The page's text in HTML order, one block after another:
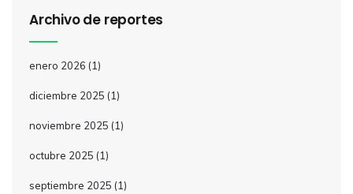
Archivo de reportes
enero 2026 (1)
diciembre 2025 (1)
noviembre 2025 (1)
octubre 2025 (1)
septiembre 2025 (1)